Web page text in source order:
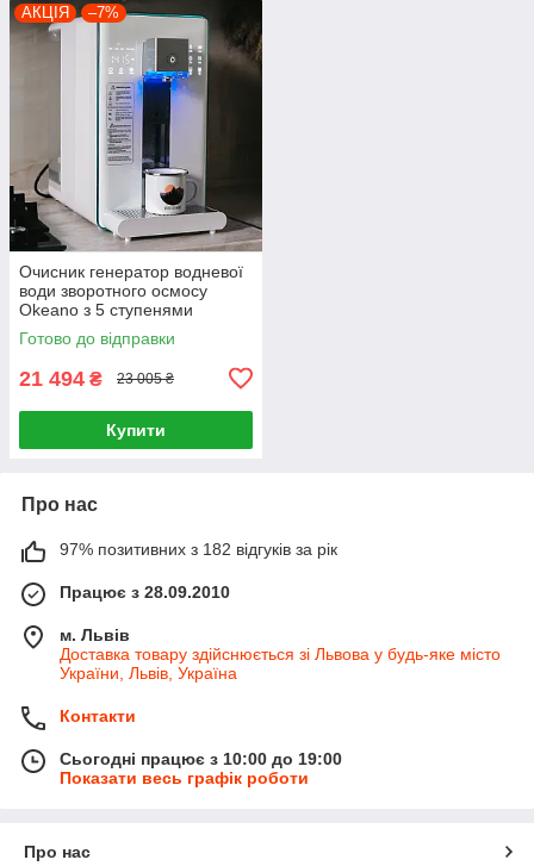
АКЦІЯ –7%
Очисник генератор водневої
води зворотного осмосу
Okeano з 5 ступенями
очищення та уф-лампою.
Фільтр для води
Готово до відправки
21 494 ₴ 23 005 ₴
Купити
Про нас
97% позитивних з 182 відгуків за рік
Працює з 28.09.2010
м. Львів
Доставка товару здійснюється зі Львова у будь-яке місто
України, Львів, Україна
Контакти
Сьогодні працює з 10:00 до 19:00
Показати весь графік роботи
Про нас